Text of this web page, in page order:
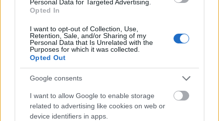
Personal Data for Targeted Advertising.
Opted In
I want to opt-out of Collection, Use,
Retention, Sale, and/or Sharing of my
Personal Data that Is Unrelated with the
Purposes for which it was collected.
Opted Out
Google consents
I want to allow Google to enable storage
related to advertising like cookies on web or
device identifiers in apps.